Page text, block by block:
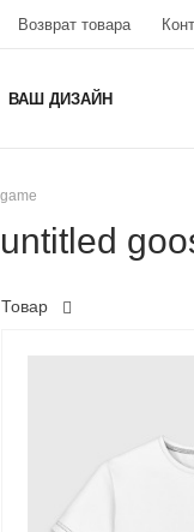
Возврат товара
ВАШ ДИЗАЙН
Товар